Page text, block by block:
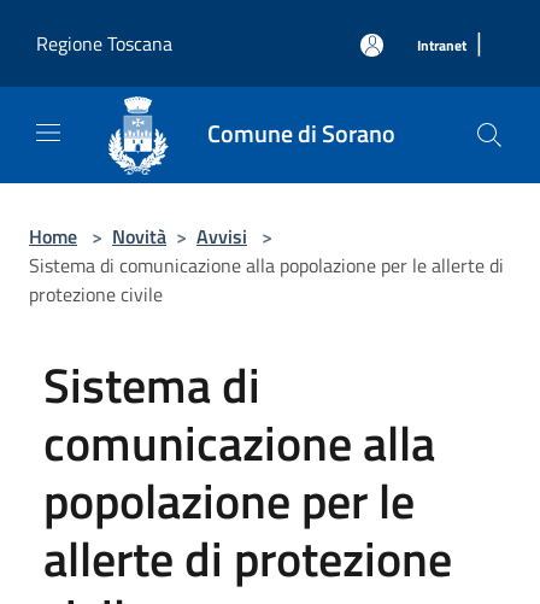
Regione Toscana
Intranet |
Comune di Sorano
Home > Novità > Avvisi >
Sistema di comunicazione alla popolazione per le allerte di
protezione civile
Sistema di
comunicazione alla
popolazione per le
allerte di protezione